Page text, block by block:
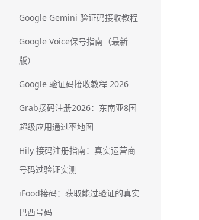
Google Gemini 验证码接收教程
Google Voice保号指南（最新
版）
Google 验证码接收教程 2026
Grab接码注册2026：东南亚8国
超级应用通过率地图
Hily 接码注册指南：真实运营商
号码过验证实测
iFood接码：获取能过验证的真实
巴西号码